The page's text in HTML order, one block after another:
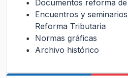
Documentos reforma
Encuentros y
Reforma Tributaria
Normas gráficas
Archivo histórico